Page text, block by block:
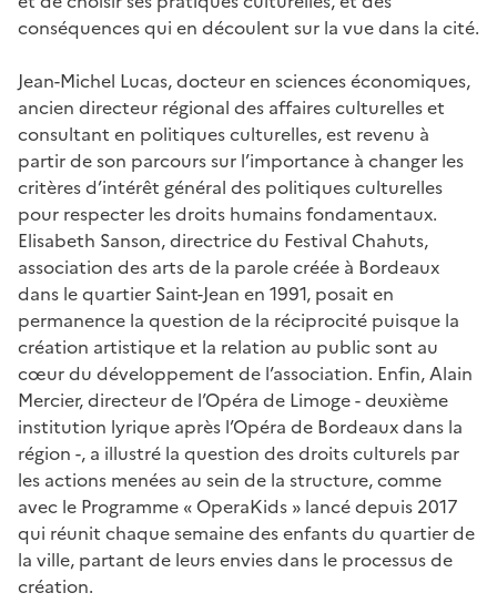
conséquences qui en découlent sur la vue dans la cité.
Jean-Michel Lucas, docteur en sciences économiques,
ancien directeur régional des affaires culturelles et
consultant en politiques culturelles, est revenu à
partir de son parcours sur l’importance à changer les
critères d’intérêt général des politiques culturelles
pour respecter les droits humains fondamentaux.
Elisabeth Sanson, directrice du Festival Chahuts,
association des arts de la parole créée à Bordeaux
dans le quartier Saint-Jean en 1991, posait en
permanence la question de la réciprocité puisque la
création artistique et la relation au public sont au
cœur du développement de l’association. Enfin, Alain
Mercier, directeur de l’Opéra de Limoge - deuxième
institution lyrique après l’Opéra de Bordeaux dans la
région -, a illustré la question des droits culturels par
les actions menées au sein de la structure, comme
avec le Programme « OperaKids » lancé depuis 2017
qui réunit chaque semaine des enfants du quartier de
la ville, partant de leurs envies dans le processus de
création.